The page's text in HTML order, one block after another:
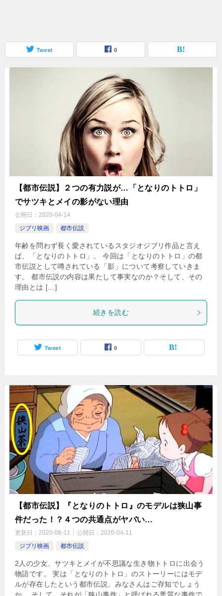
Tweet 0
【都市伝説】２つの有力説が…「となりのトトロ」
でサツキとメイの影がない理由
公開日： 2020-04-14
ジブリ映画
都市伝説
年齢を問わず長く愛されているスタジオジブリ作品と言え
ば、「となりのトトロ」。 今回は「となりのトトロ」の都
市伝説として噂されている「影」について考察していきま
す。 都市伝説の内容は果たして事実なのか？そして、その
理由とは […]
続きを読む
Tweet 0
【都市伝説】『となりのトトロ』のモデルは狭山事
件だった！？４つの共通点がヤバい…
更新日： 2020-08-11 公開日： 2020-04-11
ジブリ映画
都市伝説
2人の少女、サツキとメイが不思議な生き物トトロに出会う
物語です。 実は「となりのトトロ」のストーリーにはモデ
ルが存在したという都市伝説、みなさんはご存知でしょう